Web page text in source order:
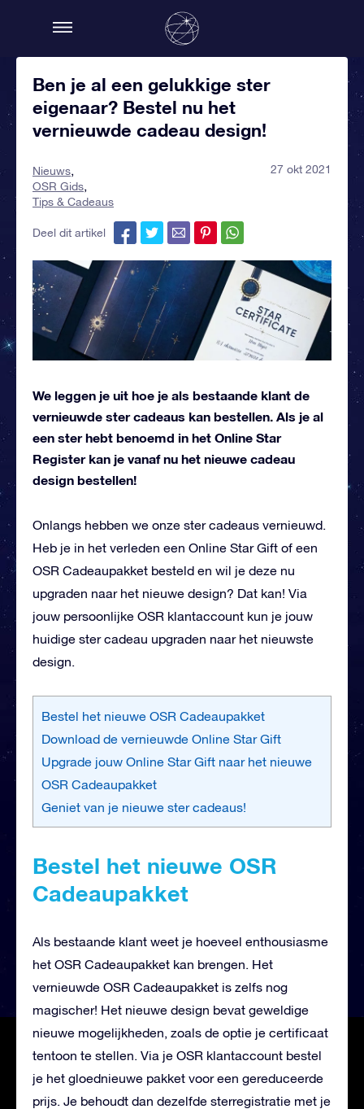
Ben je al een gelukkige ster
eigenaar? Bestel nu het
vernieuwde cadeau design!
Nieuws
OSR Gids
Tips & Cadeaus
27 okt 2021
Deel dit artikel
We leggen je uit hoe je als bestaande klant de
vernieuwde ster cadeaus kan bestellen. Als je al
een ster hebt benoemd in het Online Star
Register kan je vanaf nu het nieuwe cadeau
design bestellen!
Onlangs hebben we onze ster cadeaus vernieuwd.
Heb je in het verleden een Online Star Gift of een
OSR Cadeaupakket besteld en wil je deze nu
upgraden naar het nieuwe design? Dat kan! Via
jouw persoonlijke OSR klantaccount kun je jouw
huidige ster cadeau upgraden naar het nieuwste
design.
Bestel het nieuwe OSR Cadeaupakket
Download de vernieuwde Online Star Gift
Upgrade jouw Online Star Gift naar het nieuwe
OSR Cadeaupakket
Geniet van je nieuwe ster cadeaus!
Bestel het nieuwe OSR
Cadeaupakket
Als bestaande klant weet je hoeveel enthousiasme
het OSR Cadeaupakket kan brengen. Het
vernieuwde OSR Cadeaupakket is zelfs nog
magischer! Het nieuwe design bevat geweldige
nieuwe mogelijkheden, zoals de optie je certificaat
tentoon te stellen. Via je OSR klantaccount bestel
je het gloednieuwe pakket voor een gereduceerde
prijs. Je behoudt dan dezelfde sterregistratie met je